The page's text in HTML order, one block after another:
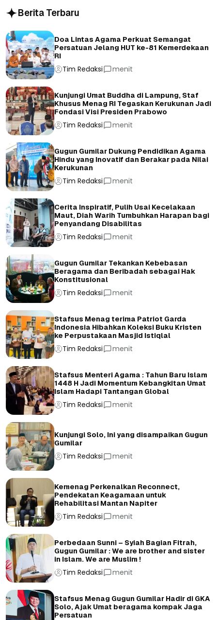
Berita Terbaru
Doa Lintas Agama Perkuat Semangat
Persatuan Jelang HUT ke-81 Kemerdekaan
RI
Tim Redaksi menit
Kunjungi Umat Buddha di Lampung, Staf
Khusus Menag RI Tegaskan Kerukunan Jadi
Fondasi Visi Presiden Prabowo
Tim Redaksi menit
Gugun Gumilar Dukung Pendidikan Agama
Hindu yang Inovatif dan Berakar pada Nilai
Kerukunan
Tim Redaksi menit
Cerita Inspiratif, Pulih Usai Kecelakaan
Maut, Diah Warih Tumbuhkan Harapan bagi
Penyandang Disabilitas
Tim Redaksi menit
Gugun Gumilar Tekankan Kebebasan
Beragama dan Beribadah sebagai Hak
Konstitusional
Tim Redaksi menit
Stafsus Menag terima Patriot Garda
Indonesia Hibahkan Koleksi Buku Kristen
ke Perpustakaan Masjid Istiqlal
Tim Redaksi menit
Stafsus Menteri Agama : Tahun Baru Islam
1448 H Jadi Momentum Kebangkitan Umat
Islam Hadapi Tantangan Global
Tim Redaksi menit
Kunjungi Solo, Ini yang disampaikan Gugun
Gumilar
Tim Redaksi menit
Kemenag Perkenalkan Reconnect,
Pendekatan Keagamaan untuk
Rehabilitasi Mantan Napiter
Tim Redaksi menit
Perbedaan Sunni – Syiah Bagian Fitrah,
Gugun Gumilar : We are brother and sister
in Islam. We are Muslim !
Tim Redaksi menit
Stafsus Menag Gugun Gumilar Hadir di GKA
Solo, Ajak Umat beragama kompak Jaga
Persatuan